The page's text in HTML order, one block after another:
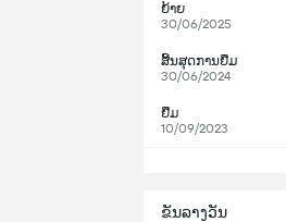
ຍ້າຍ
30/06/2025
ສິ້ນສຸດການຢືມ
30/06/2024
ຢືມ
10/09/2023
ຂັນລາງວັນ